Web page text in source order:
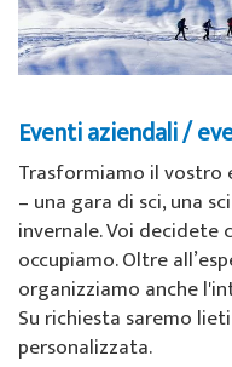
Eventi aziendali /
Trasformiamo il vostro
– una gara di sci, una
invernale. Voi decidete
occupiamo. Oltre
organizziamo anche
Su richiesta saremo
personalizzata.